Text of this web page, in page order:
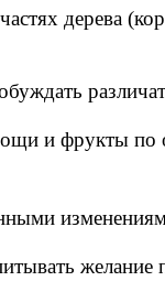
дерева
и фрукты по
желание